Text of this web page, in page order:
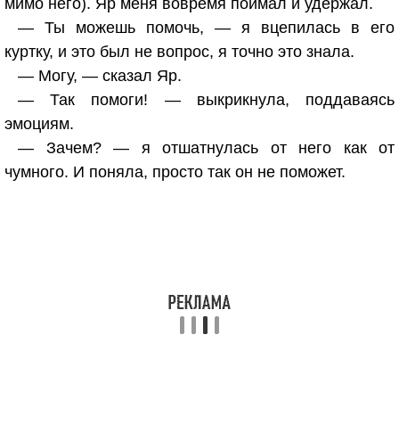
мимо него). Яр меня вовремя поймал и удержал.
— Ты можешь помочь, — я вцепилась в его
куртку, и это был не вопрос, я точно это знала.
— Могу, — сказал Яр.
— Так помоги! — выкрикнула, поддаваясь
эмоциям.
— Зачем? — я отшатнулась от него как от
чумного. И поняла, просто так он не поможет.